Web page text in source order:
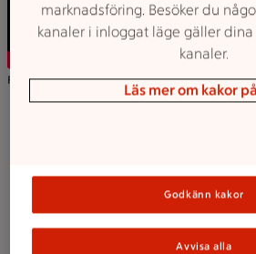
Film: Så viker du en julstjärna till juldukningen.
marknadsföring. Besöker du
kanaler i inloggat läge gäller
kanaler.
Läs mer om kakor
Godkänn kakor
Avvisa alla